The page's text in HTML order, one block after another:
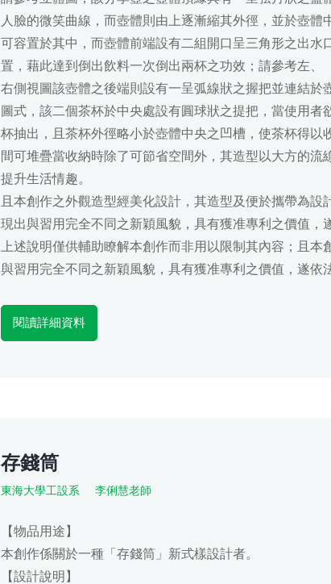
人臉的微笑曲線，而壺體則由上逐漸縮其外徑，並於壺體
可容置於其中，而壺體前端設有二組開口呈三角形之出水
置，藉此達到倒出飲料一次倒出兩杯之功效；請參考左、
右側視圖該壺體之後端則設有一呈弧線狀之握把並連結於
圖式，該二個茶杯於中央處設有圓球狀之提把，當使用者
杯抽出，且茶杯外徑略小於壺體中央之凹槽，使茶杯得以
間可堆疊當收納時除了可節省空間外，其造型以大方的流
提升生活情趣。
且本創作之外觀造型經美化設計，其造型及便於攜帶為設
現出與習用完全不同之新穎風貌，具有獲准專利之價值，
上述說明僅供輔助瞭解本創作而非用以限制其內容；且本
與習用完全不同之新穎風貌，具有獲准專利之價值，遂依
閱讀詳細資料
存錢筒
東海大學工設系 李俐慧老師
【物品用途】
本創作係關於一種「存錢筒」新式樣設計者。
【設計說明】